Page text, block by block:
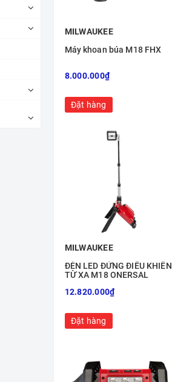
MILWAUKEE
Máy khoan búa M18 FHX
8.000.000₫
Đặt hàng
MILWAUKEE
ĐÈN LED ĐỨNG ĐIỀU KHIỂN
TỪ XA M18 ONERSAL
12.820.000₫
Đặt hàng